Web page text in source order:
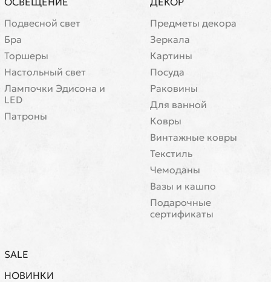
Подвесной свет
Бра
Торшеры
Настольный свет
Лампочки Эдисона и
LED
Патроны
Предметы декора
Зеркала
Картины
Посуда
Раковины
Для ванной
Ковры
Винтажные ковры
Текстиль
Чемоданы
Вазы и кашпо
Подарочные
сертификаты
SALE
НОВИНКИ